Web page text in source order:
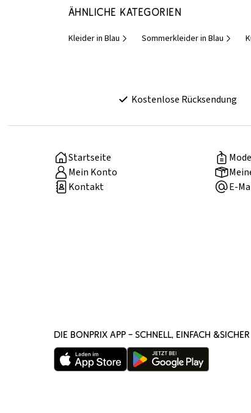
Ähnliche Kategorien
Kleider in Blau Sommerkleider in Blau
Kostenlose Rücksendung
Startseite
Mein Konto
Kontakt
E-
DIE BONPRIX APP – SCHNELL, EINFACH &SICHER